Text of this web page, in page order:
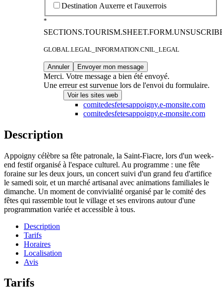
Destination Auxerre et l'auxerrois
*
GLOBAL.LEGAL_INFORMATION.CNIL_LEGAL
Annuler Envoyer mon message
Merci. Votre message a bien été envoyé.
Une erreur est survenue lors de l'envoi du formulaire.
Voir les sites web
comitedesfetesappoigny.e-monsite.com
comitedesfetesappoigny.e-monsite.com
Description
Appoigny célèbre sa fête patronale, la Saint-Fiacre, lors d'un week-
end festif organisé à l'espace culturel. Au programme : une fête
foraine sur les deux jours, un concert suivi d'un grand feu d'artifice
le samedi soir, et un marché artisanal avec animations familiales le
dimanche. Un moment de convivialité organisé par le comité des
fêtes qui rassemble tout le village et ses environs autour d'une
programmation variée et accessible à tous.
Description
Tarifs
Horaires
Localisation
Avis
Tarifs